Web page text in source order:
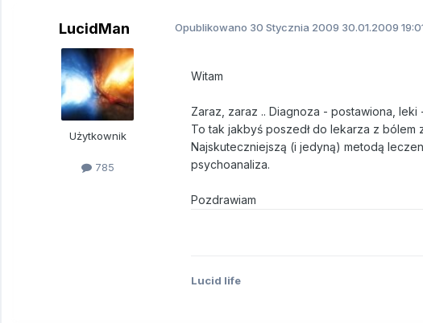
LucidMan
Użytkownik
785
Opublikowano 30 Stycznia 2009 30.01.2009
Witam
Zaraz, zaraz .. Diagnoza - postawiona,
To tak jakbyś poszedł do lekarza z bólem
Najskuteczniejszą (i jedyną) metodą
psychoanaliza.
Pozdrawiam
Lucid life